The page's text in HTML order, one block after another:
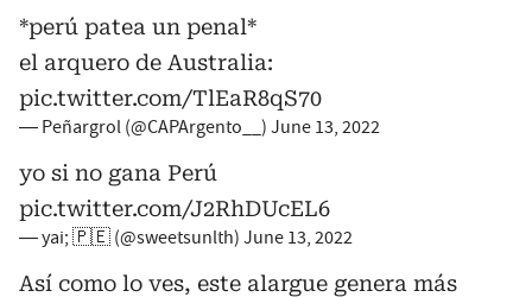
*perú patea un penal*
el arquero de Australia:
pic.twitter.com/TlEaR8qS70
— Peñargrol (@CAPArgento__) June 13, 2022
yo si no gana Perú
pic.twitter.com/J2RhDUcEL6
— yai; 🇵🇪 (@sweetsunlth) June 13, 2022
Así como lo ves, este alargue genera más